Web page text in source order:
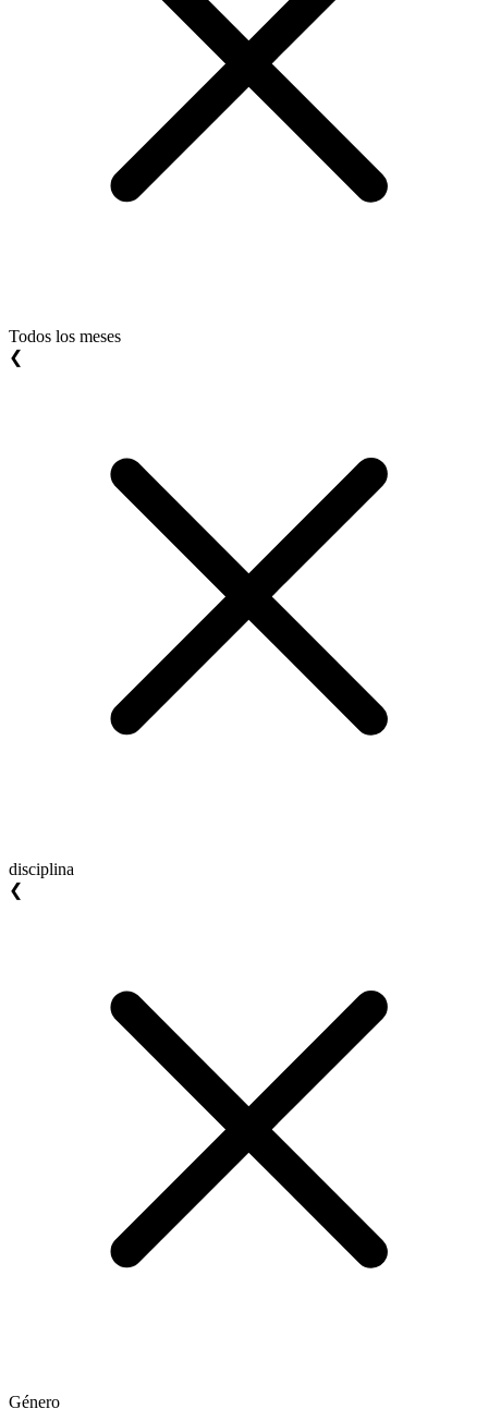
Todos los meses
❮
disciplina
❮
Género